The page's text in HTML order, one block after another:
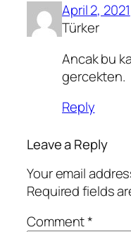
April 2, 2021
Türker
Ancak bu
gercekten.
Reply
Leave a Reply
Your email
Required fields
Comment*